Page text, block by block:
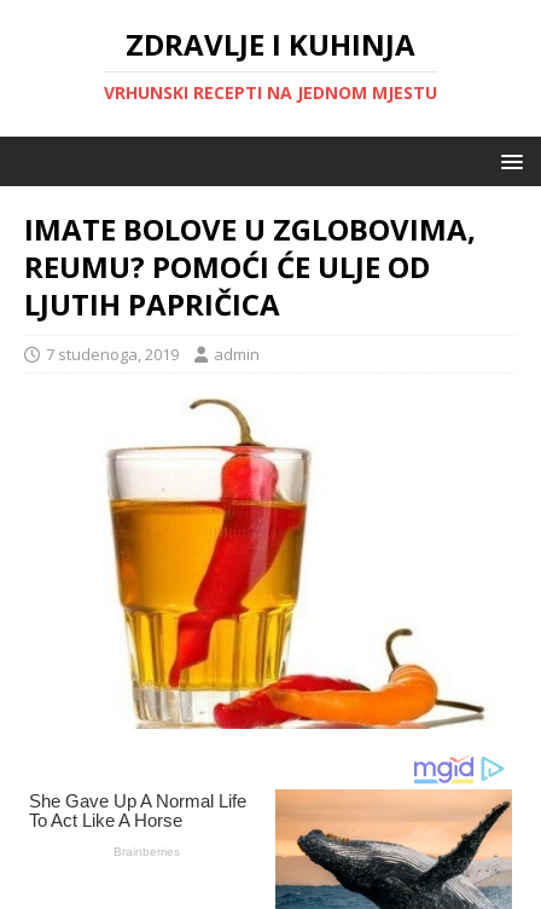
ZDRAVLJE I KUHINJA
VRHUNSKI RECEPTI NA JEDNOM MJESTU
IMATE BOLOVE U ZGLOBOVIMA,
REUMU? POMOĆI ĆE ULJE OD
LJUTIH PAPRIČICA
7 studenoga, 2019 admin